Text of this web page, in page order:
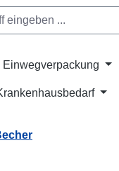
Einwegverpackung